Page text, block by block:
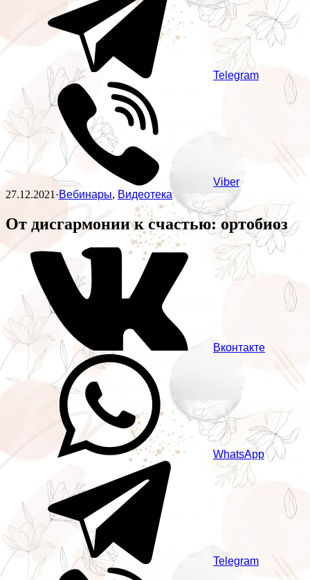
Telegram
Viber
27.12.2021·Вебинары, Видеотека
От дисгармонии к счастью: ортобиоз
Вконтакте
WhatsApp
Telegram